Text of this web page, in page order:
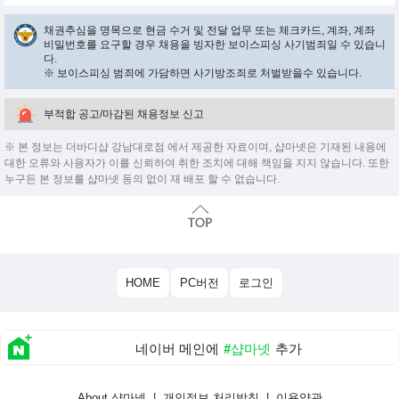
채권추심을 명목으로 현금 수거 및 전달 업무 또는 체크카드, 계좌, 계좌
비밀번호를 요구할 경우 채용을 빙자한 보이스피싱 사기범죄일 수 있습니
다.
※ 보이스피싱 범죄에 가담하면 사기방조죄로 처벌받을수 있습니다.
부적합 공고/마감된 채용정보 신고
※ 본 정보는 더바디샵 강남대로점 에서 제공한 자료이며, 샵마넷은 기재된 내용에
대한 오류와 사용자가 이를 신뢰하여 취한 조치에 대해 책임을 지지 않습니다. 또한
누구든 본 정보를 샵마넷 동의 없이 재 배포 할 수 없습니다.
HOME PC버전 로그인
네이버 메인에 #샵마넷 추가